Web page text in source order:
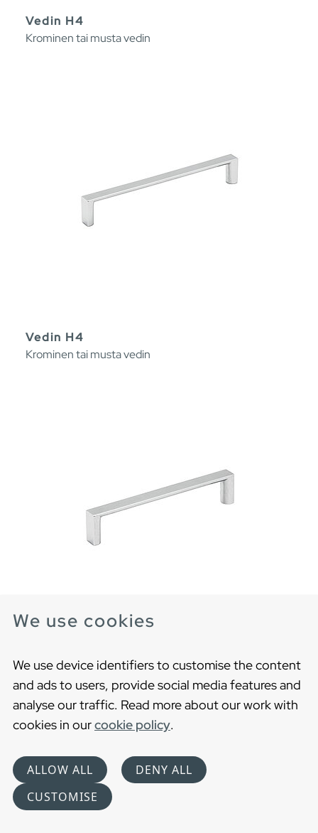
We use cookies
We use device identifiers to customise the content
and ads to users, provide social media features and
analyse our traffic. Read more about our work with
cookies in ourcookie policy.
ALLOW ALL
DENY ALL
CUSTOMISE
Vedin H4
Krominen tai musta vedin
Vedin H4
Krominen tai musta vedin
Krominen tai musta vedin